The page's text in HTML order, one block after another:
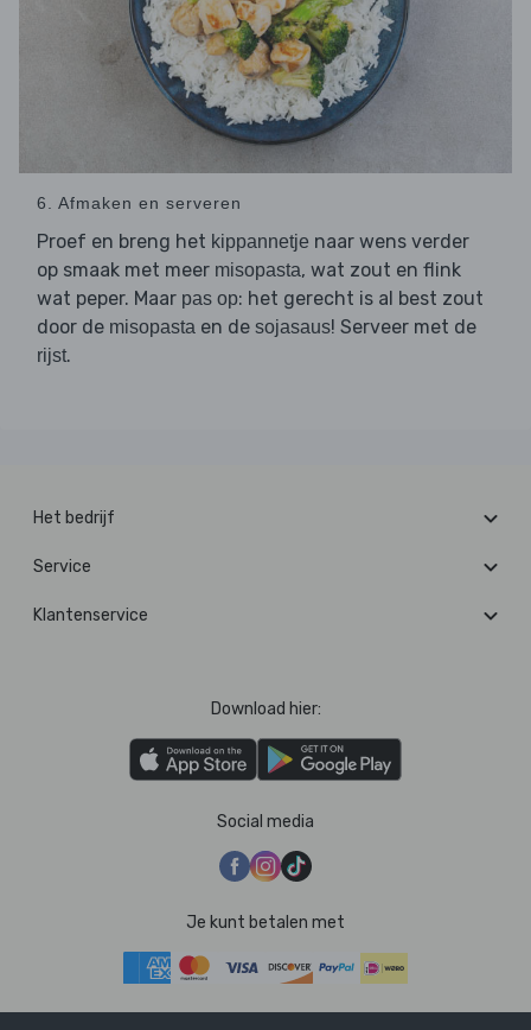
6. Afmaken en serveren
Proef en breng het kippannetje naar wens verder
op smaak met meer misopasta, wat zout en flink
wat peper. Maar pas op: het gerecht is al best zout
door de misopasta en de sojasaus! Serveer met de
rijst.
Het bedrijf
Service
Klantenservice
Download hier:
Social media
Je kunt betalen met